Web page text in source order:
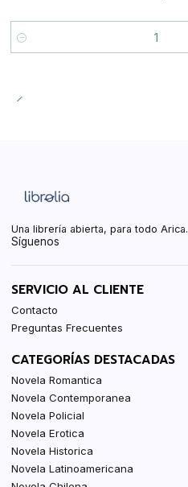
Cantidad
Una librería abierta, para todo Arica.
Síguenos
SERVICIO AL CLIENTE
Contacto
Preguntas Frecuentes
CATEGORÍAS DESTACADAS
Novela Romantica
Novela Contemporanea
Novela Policial
Novela Erotica
Novela Historica
Novela Latinoamericana